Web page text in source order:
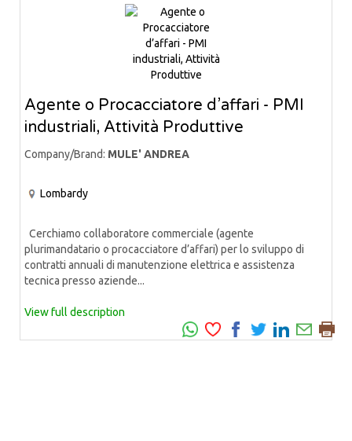
Agente o Procacciatore d’affari - PMI
industriali, Attività Produttive
Company/Brand: MULE' ANDREA
Lombardy
Cerchiamo collaboratore commerciale (agente
plurimandatario o procacciatore d’affari) per lo sviluppo di
contratti annuali di manutenzione elettrica e assistenza
tecnica presso aziende...
View full description